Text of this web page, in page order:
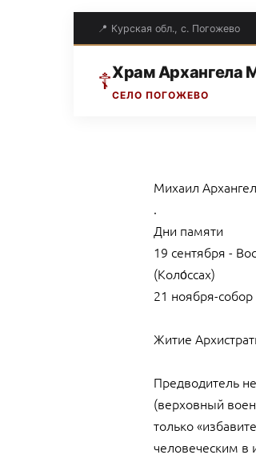
📍 Курская обл., с. Погожево
☦Храм Архангела
СЕЛО ПОГОЖЕВО
Михаил
.
Дни памяти
19 сентября -
(Коло́ссах)
21 ноября-собор
Житие
Предводитель
(верховный
только
человеческим в